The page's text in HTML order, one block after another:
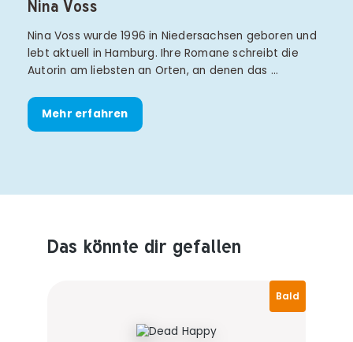
Nina Voss
Nina Voss wurde 1996 in Niedersachsen geboren und
lebt aktuell in Hamburg. Ihre Romane schreibt die
Autorin am liebsten an Orten, an denen das …
Mehr erfahren
Produktempfehlungen überspringen
Das könnte dir gefallen
Bald